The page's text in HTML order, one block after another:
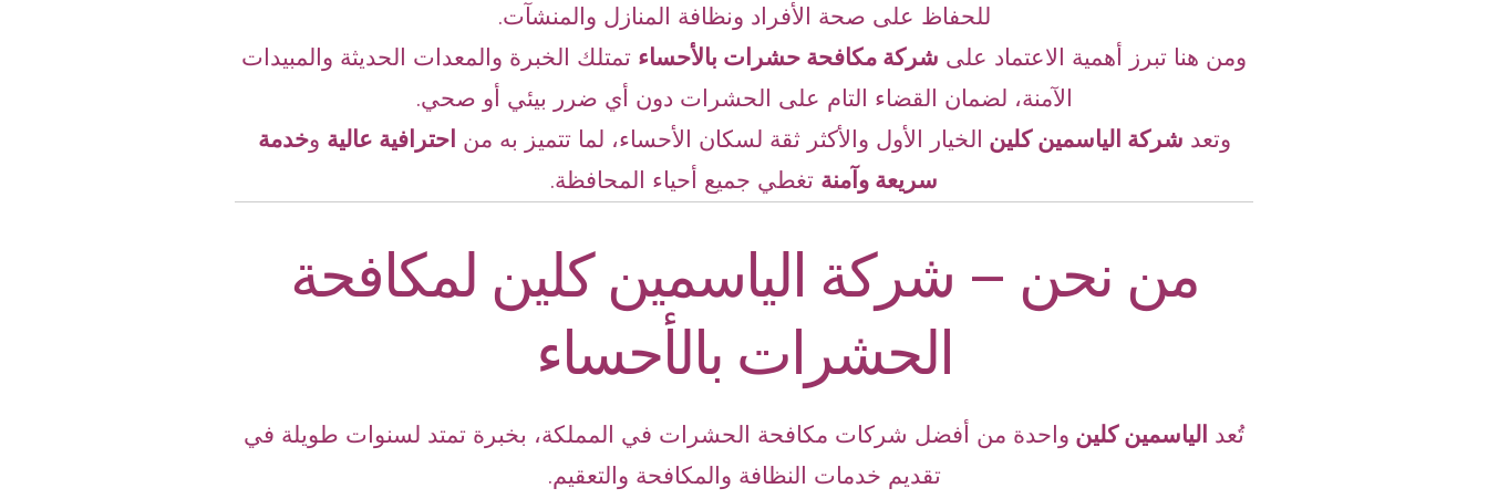
للحفاظ على صحة الأفراد ونظافة المنازل والمنشآت.
ومن هنا تبرز أهمية الاعتماد على شركة مكافحة حشرات بالأحساء تمتلك الخبرة والمعدات الحديثة والمبيدات
الآمنة، لضمان القضاء التام على الحشرات دون أي ضرر بيئي أو صحي.
وتعد شركة الياسمين كلين الخيار الأول والأكثر ثقة لسكان الأحساء، لما تتميز به من احترافية عالية وخدمة
سريعة وآمنة تغطي جميع أحياء المحافظة.
من نحن – شركة الياسمين كلين لمكافحة
الحشرات بالأحساء
تُعد الياسمين كلين واحدة من أفضل شركات مكافحة الحشرات في المملكة، بخبرة تمتد لسنوات طويلة في
تقديم خدمات النظافة والمكافحة والتعقيم.